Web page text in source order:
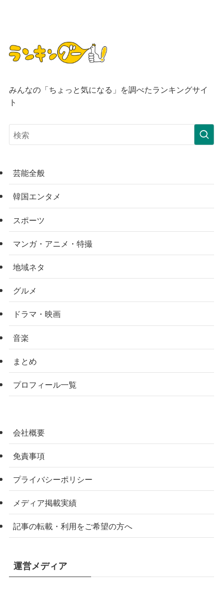
みんなの「ちょっと気になる」を調べたランキングサイ
ト
芸能全般
韓国エンタメ
スポーツ
マンガ・アニメ・特撮
地域ネタ
グルメ
ドラマ・映画
音楽
まとめ
プロフィール一覧
会社概要
免責事項
プライバシーポリシー
メディア掲載実績
記事の転載・利用をご希望の方へ
運営メディア